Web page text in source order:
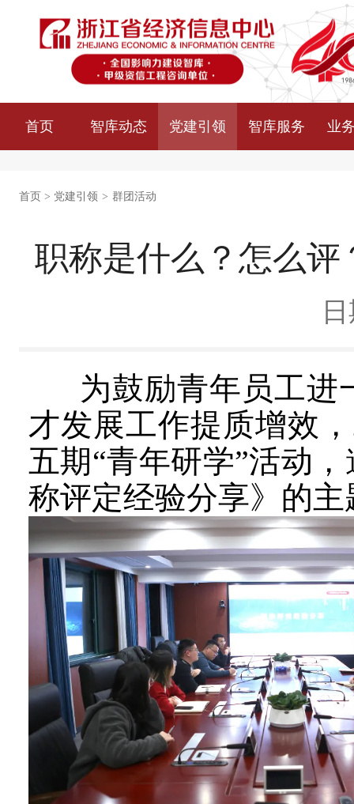
首页 智库动态 党建引领 智库服务 业
首页 > 党建引领 > 群团活动
职称是什么？怎么评
为鼓励青年员工进
才发展工作提质增效
五期“青年研学”活动
称评定经验分享》的主